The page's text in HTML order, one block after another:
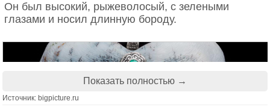
Он был высокий, рыжеволосый, с зелеными
глазами и носил длинную бороду.
Показать полностью →
Источник: bigpicture.ru